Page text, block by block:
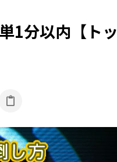
1分以内【トッ